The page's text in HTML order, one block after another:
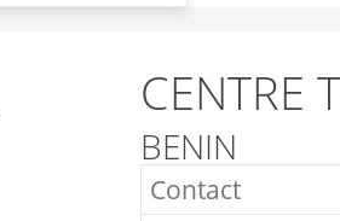
CENTRE
BENIN
Contact